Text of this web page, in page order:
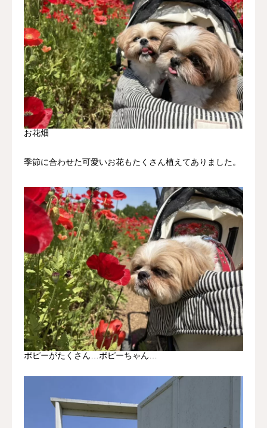
お花畑
季節に合わせた可愛いお花もたくさん植えてありました。
ポピーがたくさん…ポピーちゃん…